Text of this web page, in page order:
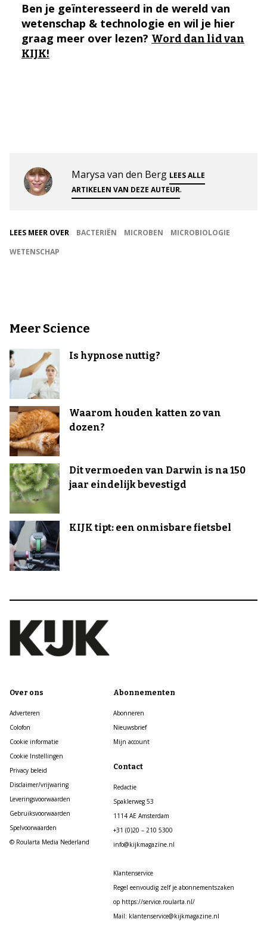
Ben je geïnteresseerd in de wereld van
wetenschap & technologie en wil je hier
graag meer over lezen? Word dan lid van
KIJK!
Marysa van den Berg LEES ALLE
ARTIKELEN VAN DEZE AUTEUR.
LEES MEER OVER BACTERIËN MICROBEN
MICROBIOLOGIE
WETENSCHAP
Meer Science
Is hypnose nuttig?
Waarom houden katten zo van
dozen?
Dit vermoeden van Darwin is na 150
jaar eindelijk bevestigd
KIJK tipt: een onmisbare fietsbel
Over ons
Adverteren
Colofon
Cookie informatie
Cookie Instellingen
Privacy beleid
Disclaimer/vrijwaring
Leveringsvoorwaarden
Gebruiksvoorwaarden
Spelvoorwaarden
© Roularta Media Nederland
Abonnementen
Abonneren
Nieuwsbrief
Mijn account
Contact
Redactie
Spaklerweg 53
1114 AE Amsterdam
+31 (0)20 – 210 5300
info@kijkmagazine.nl
Klantenservice
Regel eenvoudig zelf je abonnementszaken
op https://service.roularta.nl/
Mail: klantenservice@kijkmagazine.nl